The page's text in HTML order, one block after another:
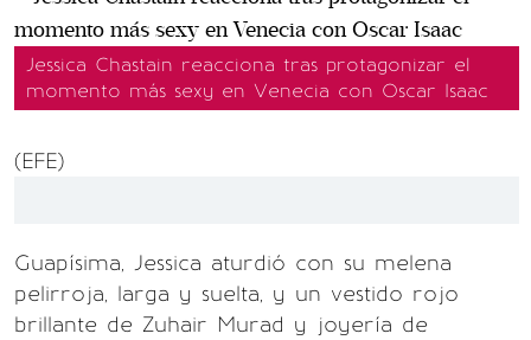
Jessica Chastain reacciona tras protagonizar el
momento más sexy en Venecia con Oscar Isaac
(EFE)
Guapísima, Jessica aturdió con su melena
pelirroja, larga y suelta, y un vestido rojo
brillante de Zuhair Murad y joyería de